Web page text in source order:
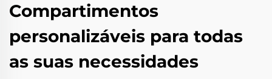
Compartimentos
personalizáveis para todas
as suas necessidades